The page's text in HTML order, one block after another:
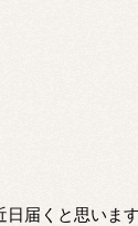
届くと思いま